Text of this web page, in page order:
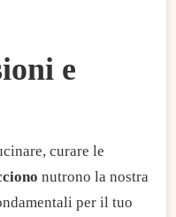
e
curare le
nutrono la nostra
per il tuo